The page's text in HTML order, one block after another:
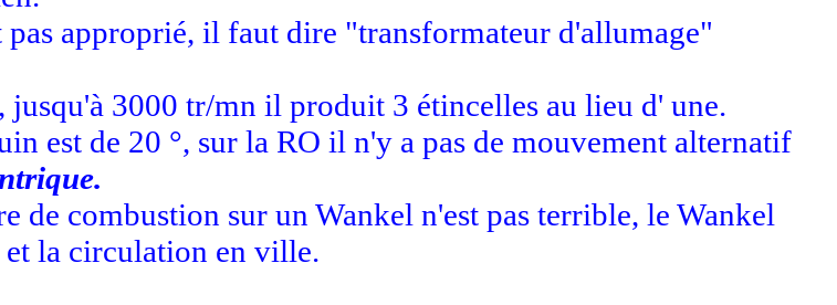
approprié, il faut dire "transformateur d'allumage"
3000 tr/mn il produit 3 étincelles au lieu d' une.
est de 20 °, sur la RO il n'y a pas de mouvement alternatif
de combustion sur un Wankel n'est pas terrible, le Wankel
et la circulation en ville.